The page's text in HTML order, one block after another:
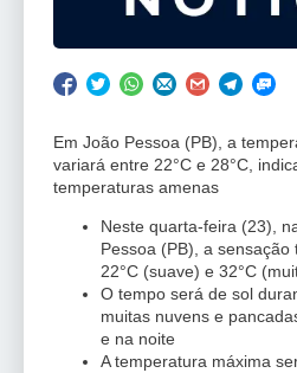
Em João Pessoa (PB), a
variará entre 22°C e 28°C,
temperaturas amenas
Neste quarta-feira (23),
Pessoa (PB), a
22°C (suave) e 32°C
O tempo será de sol
muitas nuvens e
e na noite
A temperatura máxima